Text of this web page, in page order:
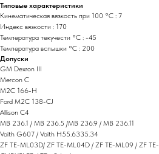
Типовые характеристики
Кинематическая вязкость при 100 °C : 7
Индекс вязкости : 170
Температура текучести °C : -45
Температура вспышки °C : 200
Допуски
GM Dexron III
Mercon C
M2C 166-H
Ford M2C 138-CJ
Allison C4
MB 236.1 / MB 236.5 /MB 236.9 / MB 236.11
Voith G607 / Voith H55.6335.34
ZF TE-ML03D/ ZF TE-ML04D / ZF TE-ML09 / ZF TE-